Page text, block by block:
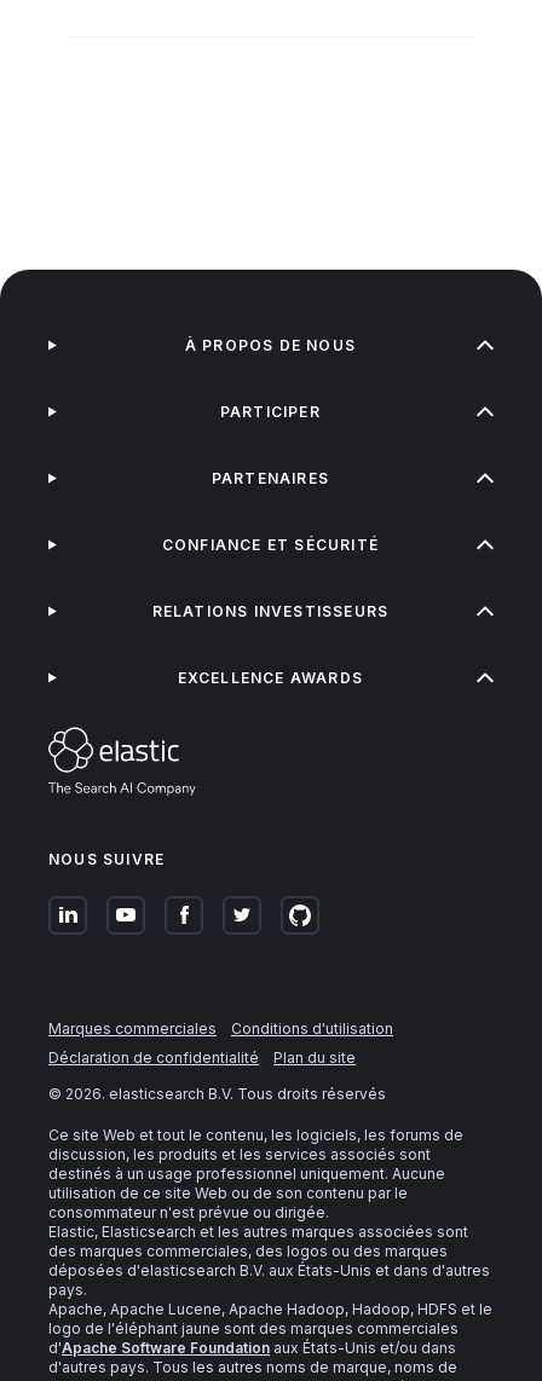
NOUS SUIVRE
À PROPOS DE NOUS
PARTICIPER
PARTENAIRES
CONFIANCE ET SÉCURITÉ
RELATIONS INVESTISSEURS
EXCELLENCE AWARDS
Marques commerciales
Conditions d'utilisation
Déclaration de confidentialité
Plan du site
© 2026. elasticsearch B.V. Tous droits réservés
Ce site Web et tout le contenu, les logiciels, les forums de
discussion, les produits et les services associés sont
destinés à un usage professionnel uniquement. Aucune
utilisation de ce site Web ou de son contenu par le
consommateur n'est prévue ou dirigée.
Elastic, Elasticsearch et les autres marques associées sont
des marques commerciales, des logos ou des marques
déposées d'elasticsearch B.V. aux États-Unis et dans d'autres
pays.
Apache, Apache Lucene, Apache Hadoop, Hadoop, HDFS et le
logo de l'éléphant jaune sont des marques commerciales
d'Apache Software Foundation aux États-Unis et/ou dans
d'autres pays. Tous les autres noms de marque, noms de